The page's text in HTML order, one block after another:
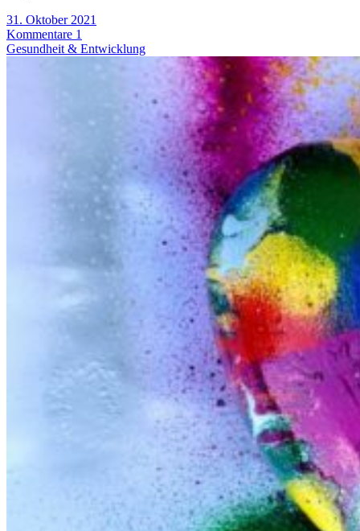
31. Oktober 2021
Kommentare 1
Gesundheit & Entwicklung